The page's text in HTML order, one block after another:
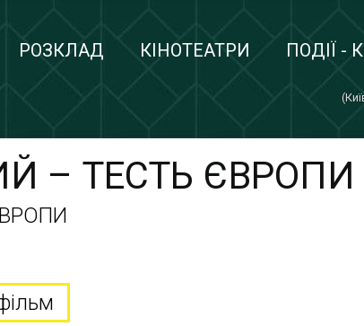
РОЗКЛАД КІНОТЕАТРИ ПОДІЇ -
– ТЕСТЬ ЄВРОПИ